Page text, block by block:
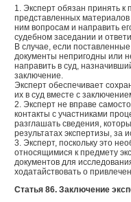
1. Эксперт обязан принять к
представленных
ним вопросам и направить
судебном заседании и
В случае, если
документы непригодны или
направить в суд,
заключение.
Эксперт обеспечивает
их в суд вместе с
2. Эксперт не вправе
контакты с участниками
разглашать сведения,
результатах экспертизы, за
3. Эксперт, поскольку это
относящимися к предмету
документов для
ходатайствовать о
Статья 86. Заключение